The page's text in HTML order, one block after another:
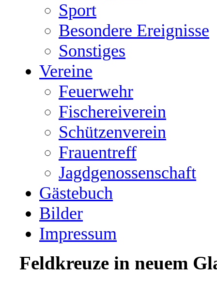
Sport
Besondere Ereignisse
Sonstiges
Vereine
Feuerwehr
Fischereiverein
Schützenverein
Frauentreff
Jagdgenossenschaft
Gästebuch
Bilder
Impressum
Feldkreuze in neuem